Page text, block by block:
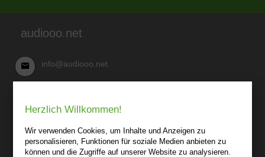
audiooo.net
info@audiooo.net
03 41-25 69 27 20
audiooo.net
Lindenthaler Straße 15
04155 Leipzig
Herzlich Willkommen!
Wir verwenden Cookies, um Inhalte und Anzeigen zu
personalisieren, Funktionen für soziale Medien anbieten zu
können und die Zugriffe auf unserer Website zu analysieren.